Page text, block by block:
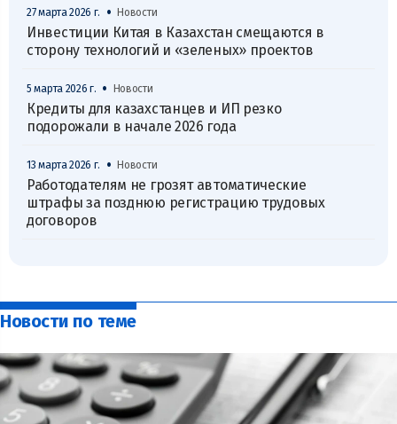
27 марта 2026 г. • Новости
Инвестиции Китая в Казахстан смещаются в
сторону технологий и «зеленых» проектов
5 марта 2026 г. • Новости
Кредиты для казахстанцев и ИП резко
подорожали в начале 2026 года
13 марта 2026 г. • Новости
Работодателям не грозят автоматические
штрафы за позднюю регистрацию трудовых
договоров
Новости по теме